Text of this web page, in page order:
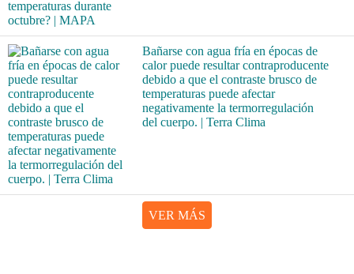
Bañarse con agua fría en épocas de
calor puede resultar contraproducente
debido a que el contraste brusco de
temperaturas puede afectar
negativamente la termorregulación
del cuerpo. | Terra Clima
VER MÁS